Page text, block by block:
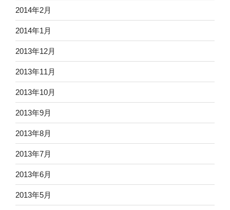
2014年2月
2014年1月
2013年12月
2013年11月
2013年10月
2013年9月
2013年8月
2013年7月
2013年6月
2013年5月